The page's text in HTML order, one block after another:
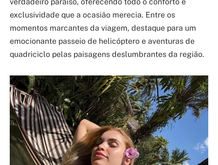
exclusividade que a ocasião merecia. Entre os
momentos marcantes da viagem, destaque para um
emocionante passeio de helicóptero e aventuras de
quadriciclo pelas paisagens deslumbrantes da região.